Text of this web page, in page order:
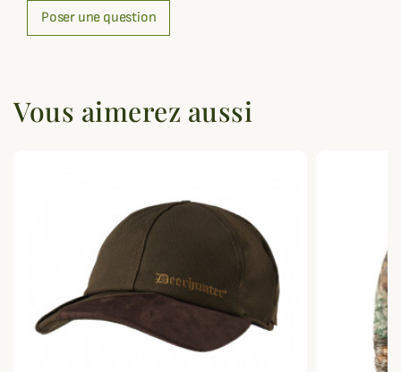
Poser une question
Vous aimerez aussi